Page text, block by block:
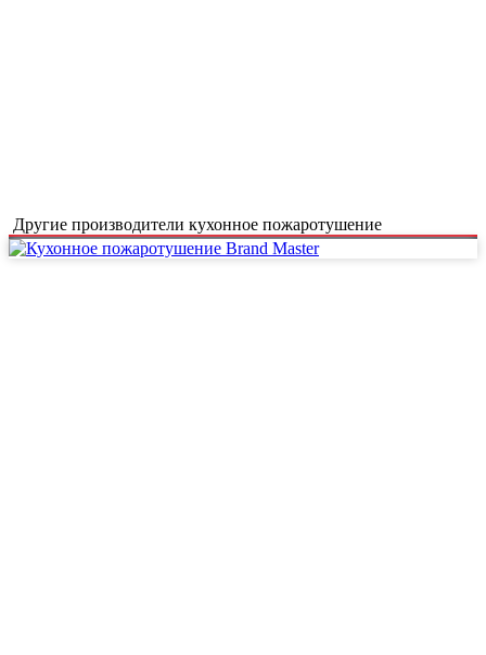
Другие производители кухонное пожаротушение